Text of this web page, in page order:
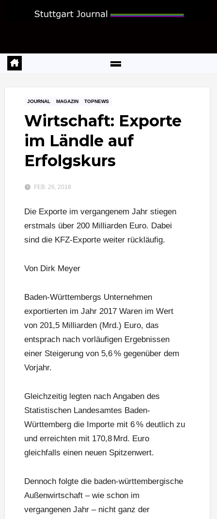
JOURNAL MAGAZIN TOPNEWS
Wirtschaft: Exporte
im Ländle auf
Erfolgskurs
FEB. 26, 2018
Die Exporte im vergangenem Jahr stiegen
erstmals über 200 Milliarden Euro. Dabei
sind die KFZ-Exporte weiter rückläufig.
Von Dirk Meyer
Baden-Württembergs Unternehmen
exportierten im Jahr 2017 Waren im Wert
von 201,5 Milliarden (Mrd.) Euro, das
entsprach nach vorläufigen Ergebnissen
einer Steigerung von 5,6 % gegenüber dem
Vorjahr.
Gleichzeitig legten nach Angaben des
Statistischen Landesamtes Baden-
Württemberg die Importe mit 6 % deutlich zu
und erreichten mit 170,8 Mrd. Euro
gleichfalls einen neuen Spitzenwert.
Dennoch folgte die baden-württembergische
Außenwirtschaft – wie schon im
vergangenen Jahr – nicht ganz der